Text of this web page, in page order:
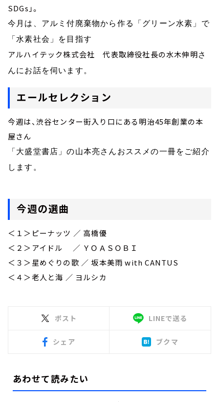
SDGs」。
今月は、アルミ付廃棄物から作る「グリーン水素」で
「水素社会」を目指す
アルハイテック株式会社 代表取締役社長の水木伸明さ
んにお話を伺います。
エールセレクション
今週は、渋谷センター街入り口にある明治45年創業の本
屋さん
「大盛堂書店」の山本亮さんおススメの一冊をご紹介
します。
今週の選曲
＜１＞ピーナッツ ／ 高橋優
＜２＞アイドル ／ ＹＯＡＳＯＢＩ
＜３＞星めぐりの歌 ／ 坂本美雨 with CANTUS
＜４＞老人と海 ／ ヨルシカ
ポスト LINEで送る
シェア ブクマ
あわせて読みたい